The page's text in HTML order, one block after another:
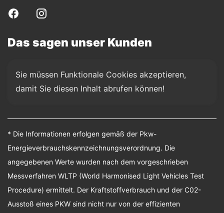
Das sagen unser Kunden
Sie müssen Funktionale Cookies akzeptieren,
damit Sie diesen Inhalt abrufen können!
* Die Informationen erfolgen gemäß der Pkw-
Energieverbrauchskennzeichnungsverordnung. Die
angegebenen Werte wurden nach dem vorgeschrieben
Messverfahren WLTP (World Harmonised Light Vehicles Test
Procedure) ermittelt. Der Kraftstoffverbrauch und der C02-
Ausstoß eines PKW sind nicht nur von der effizienten